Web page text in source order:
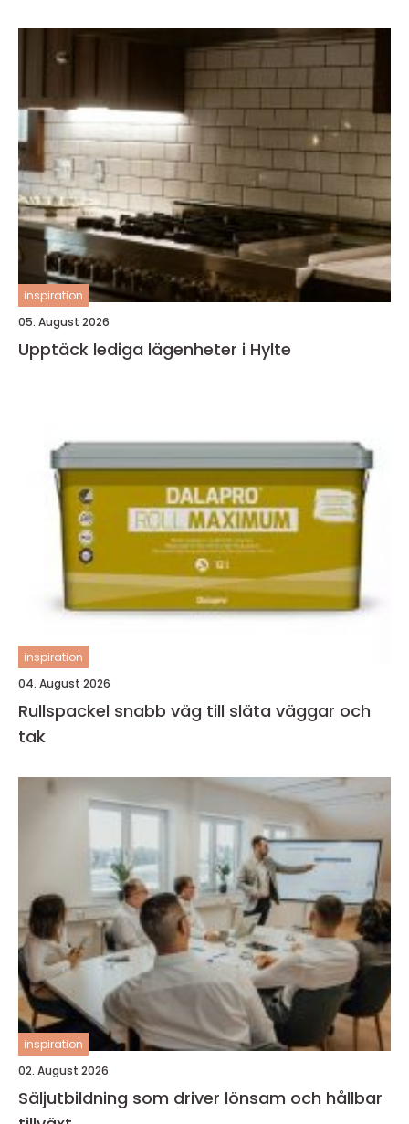
inspiration
05. August 2026
Upptäck lediga lägenheter i Hylte
inspiration
04. August 2026
Rullspackel snabb väg till släta väggar och
tak
inspiration
02. August 2026
Säljutbildning som driver lönsam och hållbar